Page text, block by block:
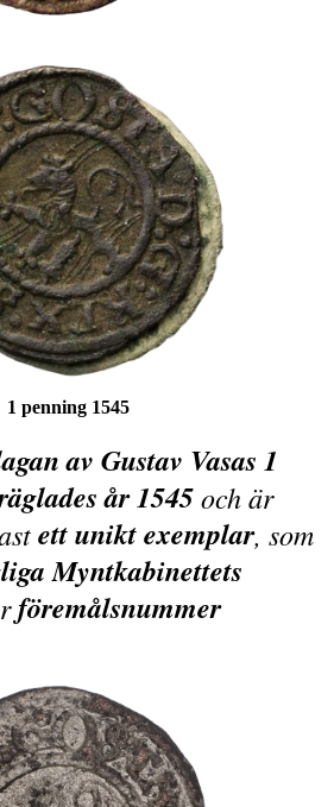
1 penning 1545
av Gustav Vasas 1
år 1545och är
ett unikt exemplar, som
Myntkabinettets
föremålsnummer